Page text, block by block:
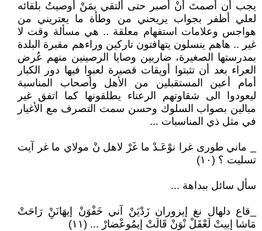
يجب أن أصمتَ أنْ أصبر حتى ألتقي بمَنْ أوصيتُ بلقائه
لعلي أظفر بجواب يريحني من وطأة ما يعتريني من
هواجس وعلامات استفهام معلقة .. هي مسألة وقت لا
غير .. هاهم ينسلون يتهافتون تاركين وراءهم مقبرة البلدة
بمدرستها الصغيرة، ضاربين وصايا الرصينين منهم عُرض
العراء بعد أن تثبتوا أويقات قصيرة لعبوا فيها دور الكبار
أمام أعين المستقبلين من الأهل وأصحاب المناسبة
ليعودوا الى شقاوتهم الرعناء يطلقونها كما اتفق غير
مبالين بصواب السلوك وحسن سمت التصرف مع الأغيار
في مثل ذي المناسبات ...
_ ماني طورى غرا نوْعَـدْ ما غَرْ لاهل نْ مولاي ما غر آيت
تسليت ؟ (١٠)
سأل سائل ببداهة ...
_قاع دلهال نغ إيزوران زَدْيَنْ آني خَفْوَنْ إيهَانَنِْ رَاحَتْ
مَاشا إييتْ لَعْقَلْ نْوَنْ قَالَتْ إيمُوعْضارْ ... (١١)